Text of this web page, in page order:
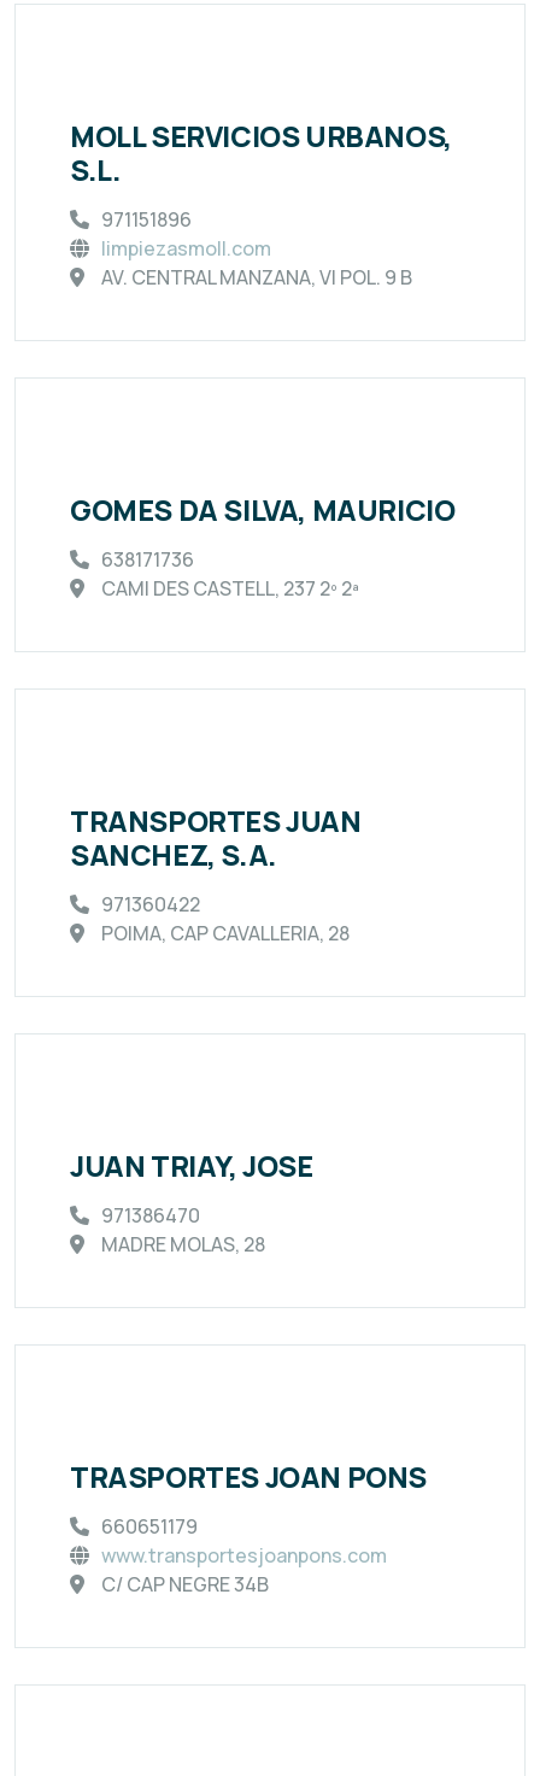
MOLL SERVICIOS URBANOS,
S.L.
971151896
limpiezasmoll.com
AV. CENTRAL MANZANA, VI POL. 9 B
GOMES DA SILVA, MAURICIO
638171736
CAMI DES CASTELL, 237 2º 2ª
TRANSPORTES JUAN
SANCHEZ, S.A.
971360422
POIMA, CAP CAVALLERIA, 28
JUAN TRIAY, JOSE
971386470
MADRE MOLAS, 28
TRASPORTES JOAN PONS
660651179
www.transportesjoanpons.com
C/ CAP NEGRE 34B